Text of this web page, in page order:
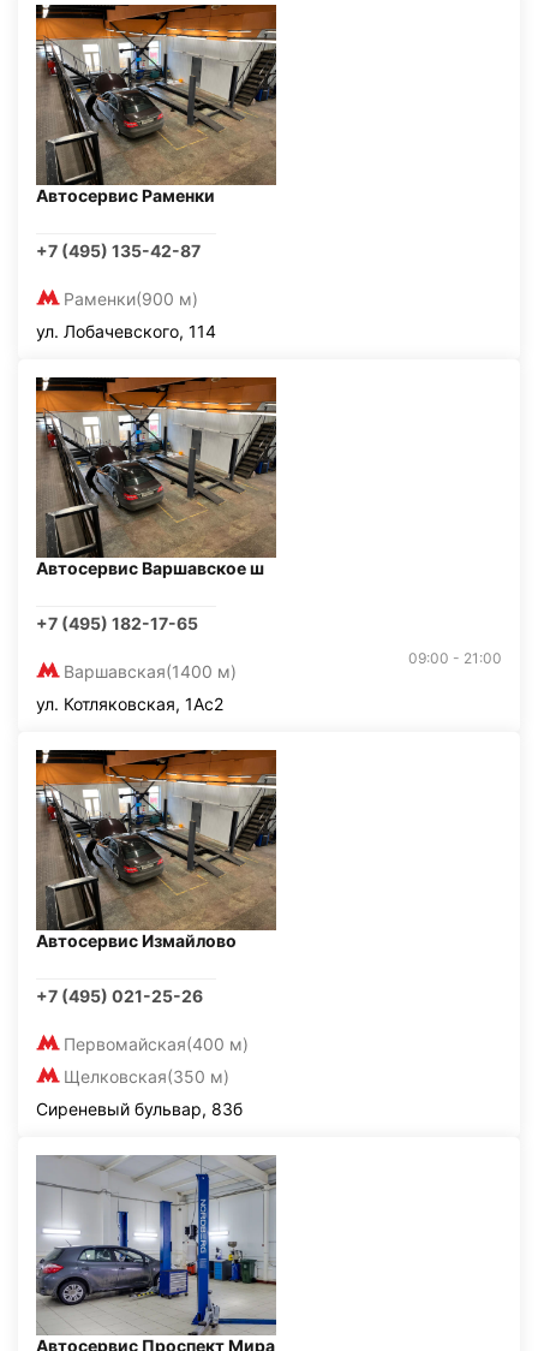
Автосервис Раменки
+7 (495) 135-42-87
Раменки(900 м)
ул. Лобачевского, 114
Автосервис Варшавское ш
+7 (495) 182-17-65
Варшавская(1400 м)
09:00 - 21:00
ул. Котляковская, 1Ас2
Автосервис Измайлово
+7 (495) 021-25-26
Первомайская(400 м)
Щелковская(350 м)
Сиреневый бульвар, 83б
Автосервис Проспект Мира